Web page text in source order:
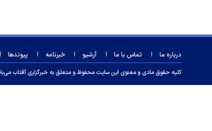
درباره ما تماس با ما آرشیو خبرنامه پیوندها
کلیه حقوق مادی و معنوی این سایت محفوظ و متعلق به خبرگزاری آفتاب